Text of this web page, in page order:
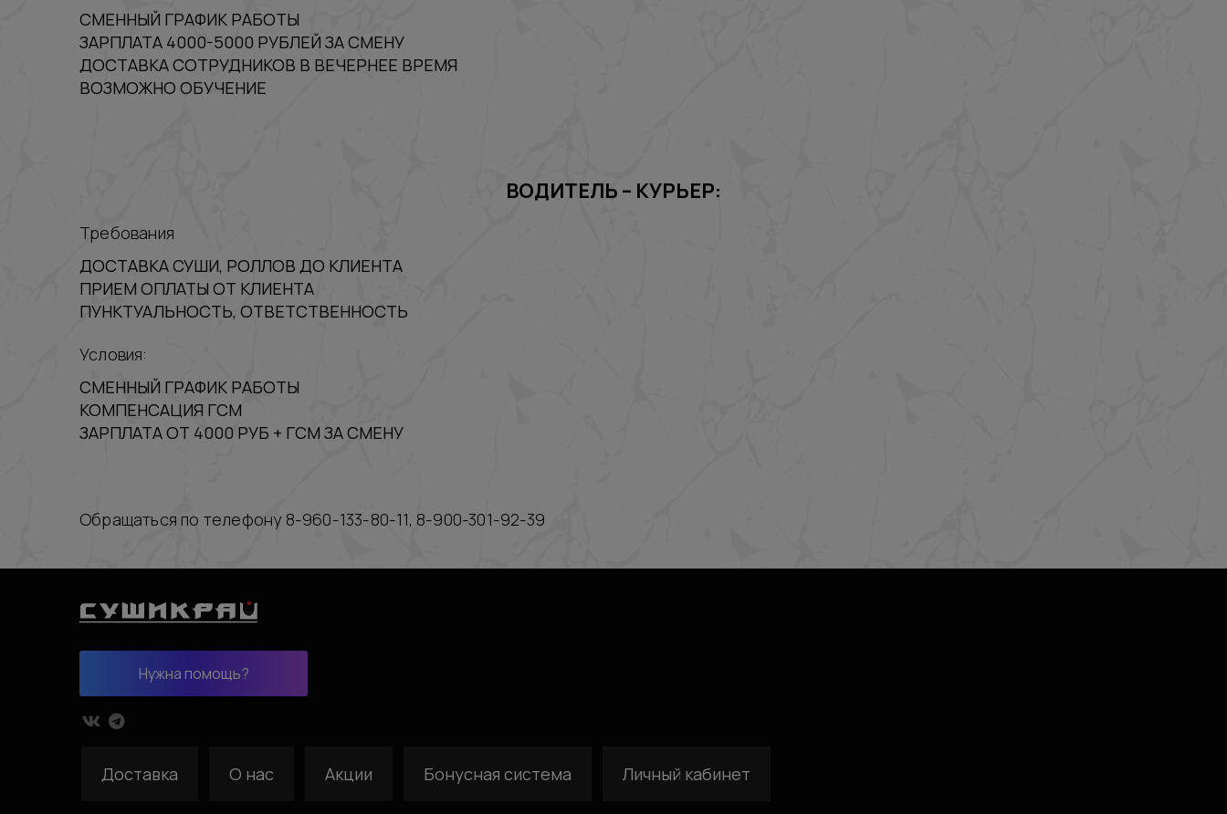
СМЕННЫЙ ГРАФИК РАБОТЫ
ЗАРПЛАТА 4000-5000 РУБЛЕЙ ЗА СМЕНУ
ДОСТАВКА СОТРУДНИКОВ В ВЕЧЕРНЕЕ ВРЕМЯ
ВОЗМОЖНО ОБУЧЕНИЕ
ВОДИТЕЛЬ – КУРЬЕР:
Требования
ДОСТАВКА СУШИ, РОЛЛОВ ДО КЛИЕНТА
ПРИЕМ ОПЛАТЫ ОТ КЛИЕНТА
ПУНКТУАЛЬНОСТЬ, ОТВЕТСТВЕННОСТЬ
Условия:
СМЕННЫЙ ГРАФИК РАБОТЫ
КОМПЕНСАЦИЯ ГСМ
ЗАРПЛАТА ОТ 4000 РУБ + ГСМ ЗА СМЕНУ
Обращаться по телефону 8-960-133-80-11, 8-900-301-92-39
Нужна помощь?
Доставка О нас Акции Бонусная система Личный кабинет